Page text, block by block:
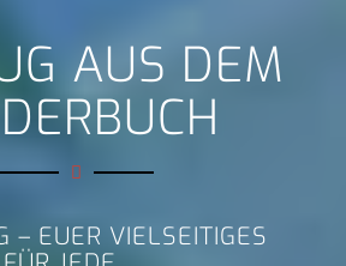
AUS DEM
– EUER VIELSEITIGES